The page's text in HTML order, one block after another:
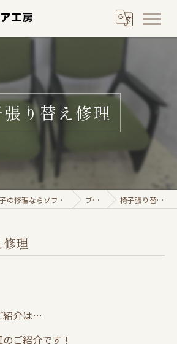
り替え修理
滋賀のソファー、椅子の修理ならソファーリペア工房 ブログ 椅子張り替え修理
理
紹介は…
ご紹介です！